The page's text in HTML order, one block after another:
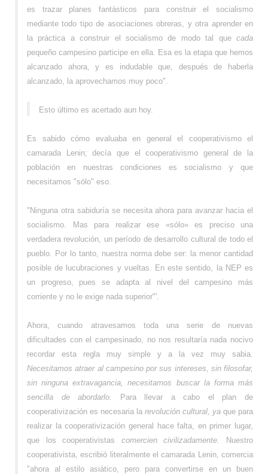
es trazar planes fantásticos para construir el socialismo
mediante todo tipo de asociaciones obreras, y otra aprender en
la práctica a construir el socialismo de modo tal que cada
pequeño campesino participe en ella. Esa es la etapa que hemos
alcanzado ahora, y es indudable que, después de haberla
alcanzado, la aprovechamos muy poco".
Esto último es acertado aun hoy.
Es sabido cómo evaluaba en general el cooperativismo el
camarada Lenin; decía que el cooperativismo general de la
población en nuestras condiciones es socialismo y que
necesitamos "sólo" eso.
"Ninguna otra sabiduría se necesita ahora para avanzar hacia el
socialismo. Mas para realizar ese «sólo» es preciso una
verdadera revolución, un período de desarrollo cultural de todo el
pueblo. Por lo tanto, nuestra norma debe ser: la menor cantidad
posible de lucubraciones y vueltas. En este sentido, la NEP es
un progreso, pues se adapta al nivel del campesino más
corriente y no le exige nada superior"'.
Ahora, cuando atravesamos toda una serie de nuevas
dificultades con el campesinado, no nos resultaría nada nocivo
recordar esta regla muy simple y a la vez muy sabia.
Necesitamos atraer al campesino por sus intereses, sin filosofar,
sin ninguna extravagancia, necesitamos buscar la forma más
sencilla de abordarlo. Para llevar a cabo el plan de
cooperativización es necesaria la revolución cultural, ya que para
realizar la cooperativización general hace falta, en primer lugar,
que los cooperativistas comercien civilizadamente. Nuestro
cooperativista, escribió literalmente el camarada Lenin, comercia
"ahora al estilo asiático, pero para convertirse en un buen